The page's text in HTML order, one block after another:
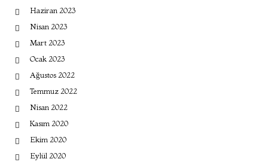
Haziran 2023
Nisan 2023
Mart 2023
Ocak 2023
Ağustos 2022
Temmuz 2022
Nisan 2022
Kasım 2020
Ekim 2020
Eylül 2020